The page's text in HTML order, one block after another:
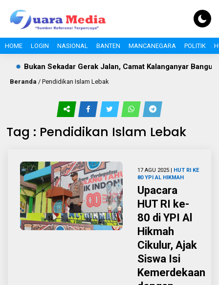
HOME LOGIN NASIONAL BANTEN MANCANEGARA POLITIK
Bukan Sekadar Gerak Jalan, Camat Kalanganyar Bangun
Beranda / Pendidikan Islam Lebak
Tag : Pendidikan Islam Lebak
17 AGU 2025 | HUT RI KE
80 YPI AL HIKMAH
Upacara
HUT RI ke-
80 di YPI Al
Hikmah
Cikulur, Ajak
Siswa Isi
Kemerdekaan